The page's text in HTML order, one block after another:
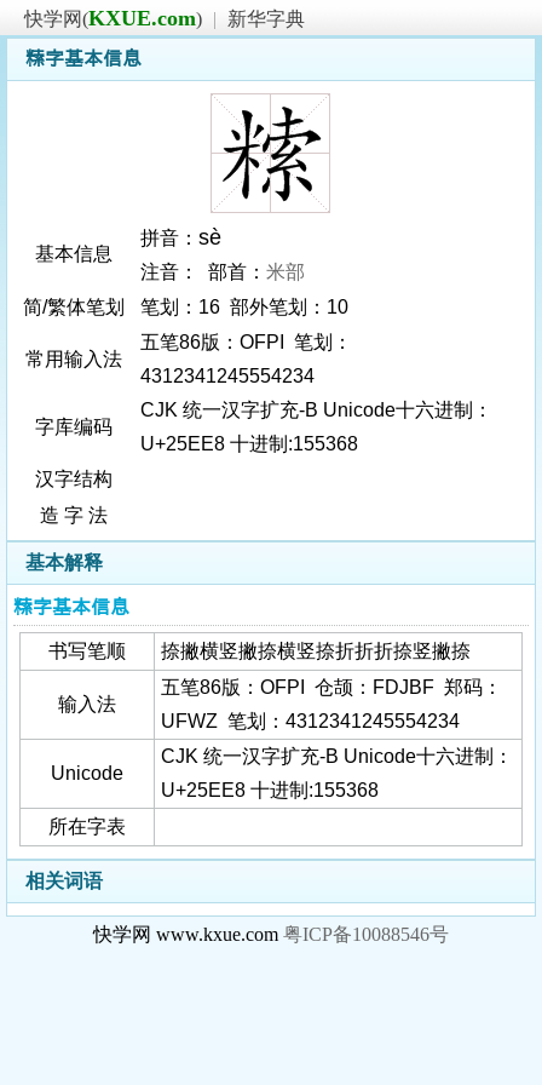
快学网(KXUE.com) |
新华字典
𥻨字基本信息
基本信息
拼音： sè
注音： 部首： 米部
简/繁体笔划
笔划：16 部外笔划：10
常用输入法
五笔86版：OFPI 笔划：
4312341245554234
字库编码
CJK 统一汉字扩充-B Unicode十六进制：
U+25EE8 十进制:155368
汉字结构
造 字 法
基本解释
𥻨字基本信息
书写笔顺 捺撇横竖撇捺横竖捺折折折捺竖撇捺
输入法
五笔86版：OFPI 仓颉：FDJBF 郑码：
UFWZ 笔划：4312341245554234
Unicode
CJK 统一汉字扩充-B Unicode十六进制：
U+25EE8 十进制:155368
所在字表
相关词语
快学网 www.kxue.com 粤ICP备10088546号